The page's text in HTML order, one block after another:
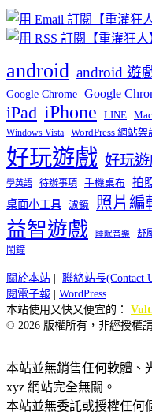
android android 遊
Google Chrome Google
iPad iPhone LINE
Windows Vista WordPress 網站架
好玩遊戲 好玩
學英語 待辦事項 手機桌布 拍
桌面小工具 濾鏡 照片編
益智遊戲 睡眠音樂 舒
鬧鐘
關於本站 | 聯絡站長(Contact
閱電子報 | WordPress
本站使用又快又便宜的：
© 2026 版權所有，非經授權
本站並無銷售任何軟體、
xyz 網站完全無關。
本站並無委託或授權任何